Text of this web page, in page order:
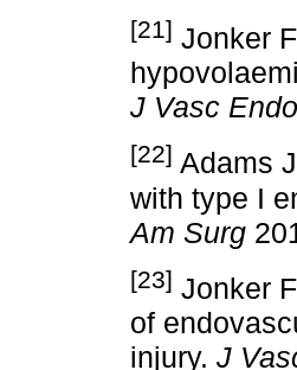
[21] Jonker
J Vasc
[22] Adams
with type I
Am Surg
[23] Jonker
of
injury. J